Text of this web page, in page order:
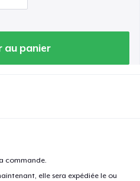
au panier
commande.
elle sera expédiée le ou